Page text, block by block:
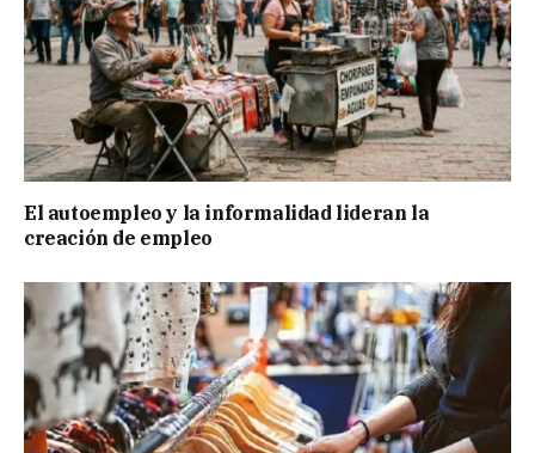
El autoempleo y la informalidad lideran la
creación de empleo